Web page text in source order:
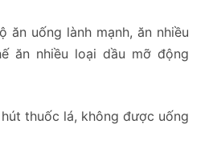
ăn uống lành mạnh, ăn nhiều
ăn nhiều loại dầu mỡ động
thuốc lá, không được uống